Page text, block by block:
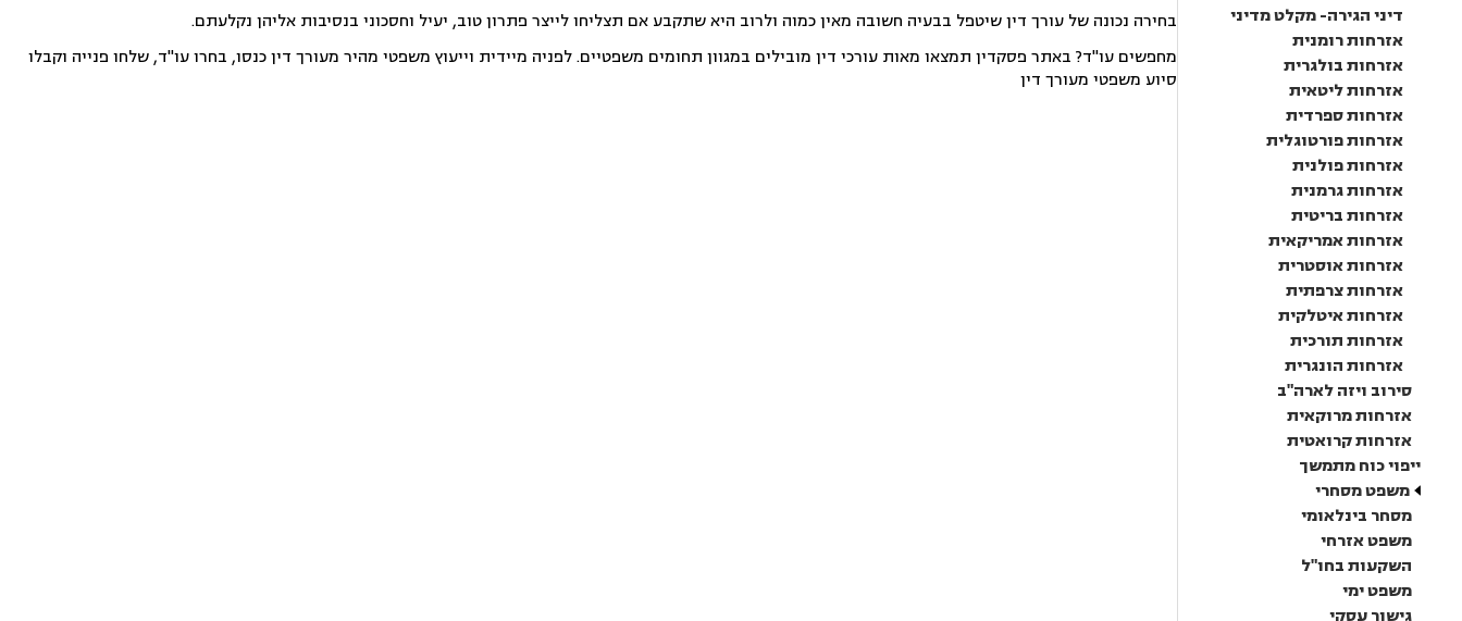
דיני הגירה- מקלט מדיני
אזרחות רומנית
אזרחות בולגרית
אזרחות ליטאית
אזרחות ספרדית
אזרחות פורטוגלית
אזרחות פולנית
אזרחות גרמנית
אזרחות בריטית
אזרחות אמריקאית
אזרחות אוסטרית
אזרחות צרפתית
אזרחות איטלקית
אזרחות תורכית
אזרחות הונגרית
סירוב ויזה לארה"ב
אזרחות מרוקאית
אזרחות קרואטית
ייפוי כוח מתמשך
משפט מסחרי
מסחר בינלאומי
משפט אזרחי
השקעות בחו"ל
משפט ימי
גישור עסקי
בחירה נכונה של עורך דין שיטפל בבעיה חשובה מאין כמוה ולרוב היא שתקבע אם תצליחו לייצר פתרון טוב, יעיל וחסכוני בנסיבות אליהן נקלעתם.
מחפשים עו"ד? באתר פסקדין תמצאו מאות עורכי דין מובילים במגוון תחומים משפטיים. לפניה מיידית וייעוץ משפטי מהיר מעורך דין כנסו, בחרו עו"ד, שלחו פנייה וקבלו
סיוע משפטי מעורך דין